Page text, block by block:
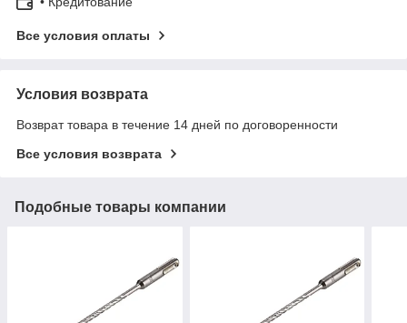
Все условия оплаты
Условия возврата
Возврат товара в течение 14 дней по договоренности
Все условия возврата
Подобные товары компании